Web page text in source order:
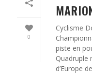
0
Cyclisme
piste en
Quadruple
d’Europe